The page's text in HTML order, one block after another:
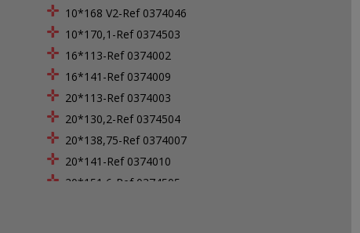
10*168 V2-Ref 0374046
10*170,1-Ref 0374503
16*113-Ref 0374002
16*141-Ref 0374009
20*113-Ref 0374003
20*130,2-Ref 0374504
20*138,75-Ref 0374007
20*141-Ref 0374010
20*151,6-Ref 0374505